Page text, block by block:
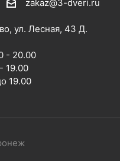
zakaz@3-dveri.ru
ул. Лесная, 43 Д.
- 20.00
19.00
19.00